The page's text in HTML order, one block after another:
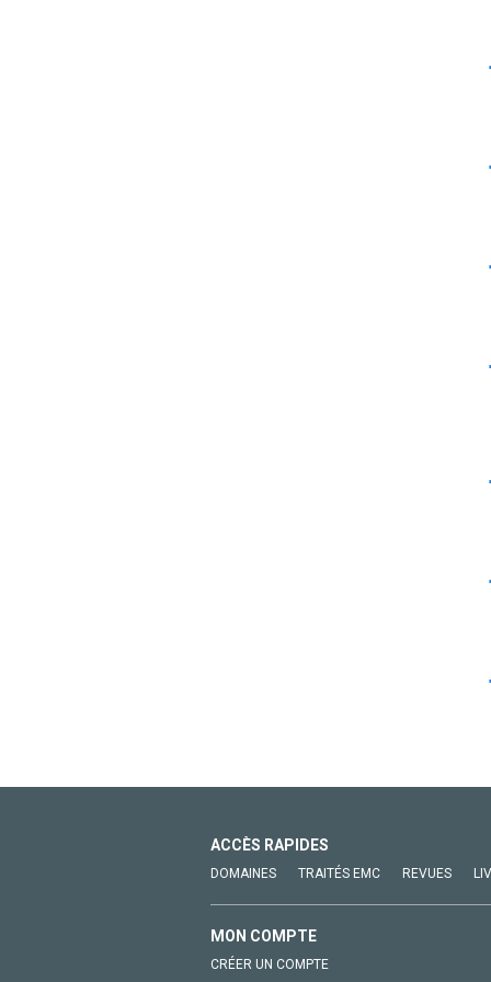
ACCÈS RAPIDES
DOMAINES TRAITÉS EMC REVUES
MON COMPTE
CRÉER UN COMPTE